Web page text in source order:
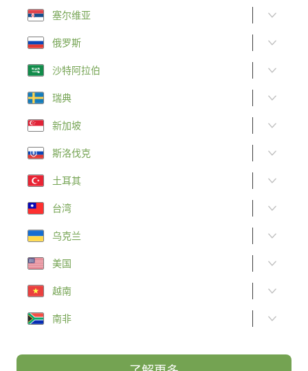
塞尔维亚
俄罗斯
沙特阿拉伯
瑞典
新加坡
斯洛伐克
土耳其
台湾
乌克兰
美国
越南
南非